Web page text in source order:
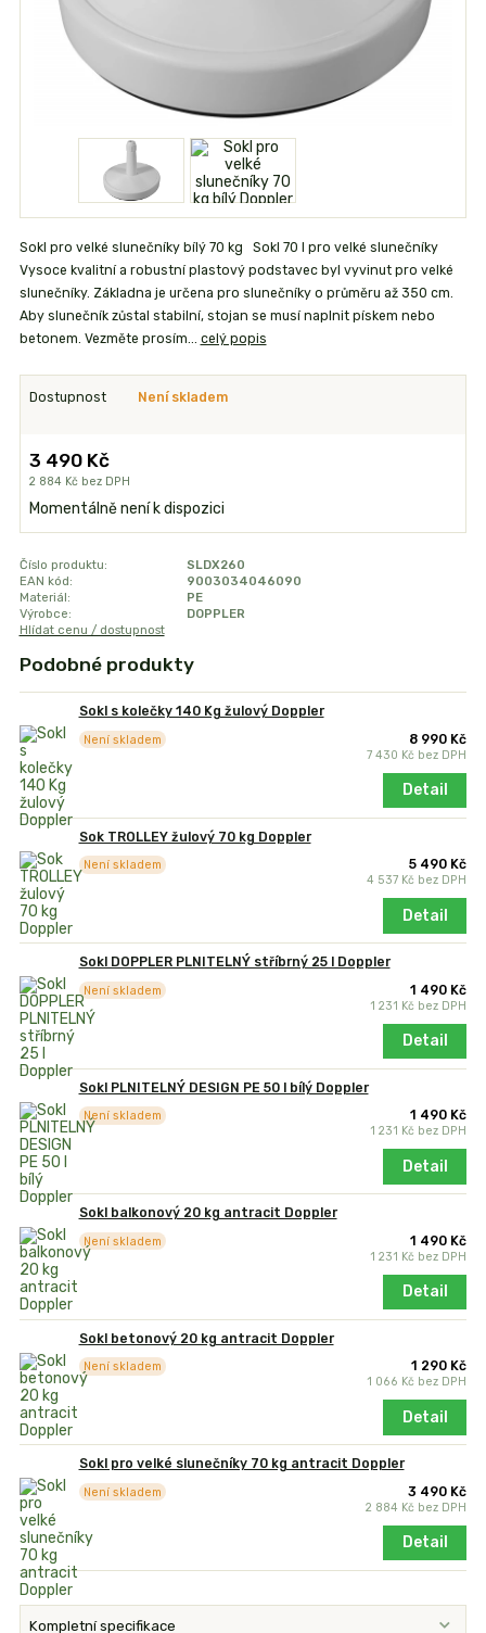
Sokl pro velké slunečníky bílý 70 kg Sokl 70 l pro velké slunečníky
Vysoce kvalitní a robustní plastový podstavec byl vyvinut pro velké
slunečníky. Základna je určena pro slunečníky o průměru až 350 cm.
Aby slunečník zůstal stabilní, stojan se musí naplnit pískem nebo
betonem. Vezměte prosím... celý popis
Dostupnost Není skladem
3 490 Kč
2 884 Kč bez DPH
Momentálně není k dispozici
Číslo produktu:
SLDX260
EAN kód:
9003034046090
Materiál:
PE
Výrobce:
DOPPLER
Hlídat cenu / dostupnost
Podobné produkty
Sokl s kolečky 140 Kg žulový Doppler
8 990 Kč
7 430 Kč bez DPH
Není skladem
Detail
Sok TROLLEY žulový 70 kg Doppler
5 490 Kč
4 537 Kč bez DPH
Není skladem
Detail
Sokl DOPPLER PLNITELNÝ stříbrný 25 l Doppler
1 490 Kč
1 231 Kč bez DPH
Není skladem
Detail
Sokl PLNITELNÝ DESIGN PE 50 l bílý Doppler
1 490 Kč
1 231 Kč bez DPH
Není skladem
Detail
Sokl balkonový 20 kg antracit Doppler
1 490 Kč
1 231 Kč bez DPH
Není skladem
Detail
Sokl betonový 20 kg antracit Doppler
1 290 Kč
1 066 Kč bez DPH
Není skladem
Detail
Sokl pro velké slunečníky 70 kg antracit Doppler
3 490 Kč
2 884 Kč bez DPH
Není skladem
Detail
Kompletní specifikace